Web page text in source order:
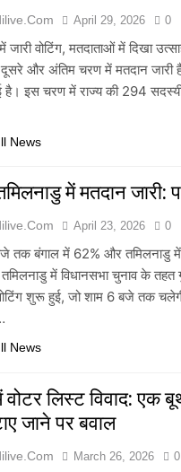
April 29, 2026 0
जारी वोटिंग, मतदाताओं में दिखा
और अंतिम चरण में मतदान जारी
है। इस चरण में राज्य की 294
News
में मतदान
April 23, 2026 0
तक बंगाल में 62% और तमिलनाडु
में विधानसभा चुनाव के तहत
शुरू हुई, जो शाम 6 बजे तक
News
वोटर लिस्ट विवाद:
जाने पर बवाल
March 26, 2026 0